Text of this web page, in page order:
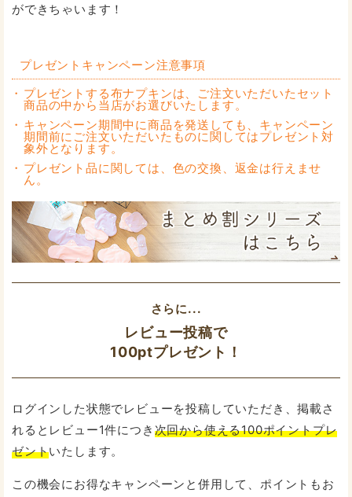
ができちゃいます！
プレゼントキャンペーン注意事項
プレゼントする布ナプキンは、ご注文いただいたセット
商品の中から当店がお選びいたします。
キャンペーン期間中に商品を発送しても、キャンペーン
期間前にご注文いただいたものに関してはプレゼント対
象外となります。
プレゼント品に関しては、色の交換、返金は行えませ
ん。
さらに...
レビュー投稿で
100ptプレゼント！
ログインした状態でレビューを投稿していただき、掲載さ
れるとレビュー1件につき 次回から使える100ポイントプレ
ゼントいたします。
この機会にお得なキャンペーンと併用して、ポイントもお